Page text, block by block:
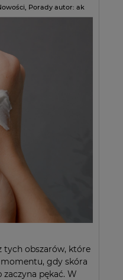
Porady autor: ak
tych obszarów, które
gdy skóra
pękać. W